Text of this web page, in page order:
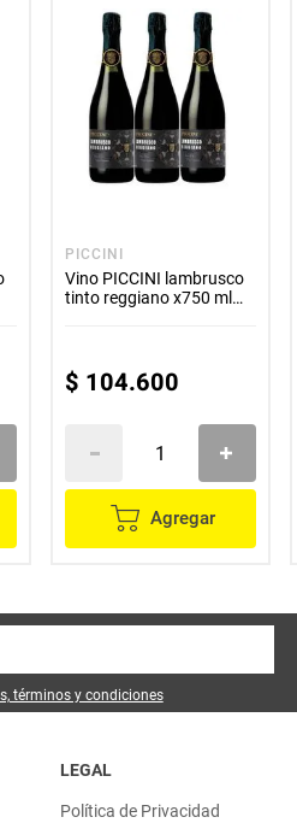
PICCINI
Vino PICCINI lambrusco
tinto reggiano x750 ml
$ 104.600
Agregar
términos y condiciones
LEGAL
Política de Privacidad